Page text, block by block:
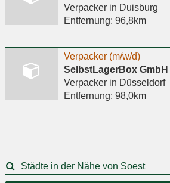
Verpackerin Duisburg
Entfernung: 96,8km
Verpacker (m/w/d)
SelbstLagerBox
Verpackerin Düsseldorf
Entfernung: 98,0km
Städte in der Nähe von Soest